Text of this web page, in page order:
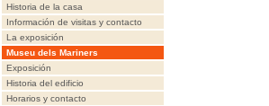
Historia de la casa
Información de visitas y contacto
La exposición
Museu dels Mariners
Exposición
Historia del edificio
Horarios y contacto